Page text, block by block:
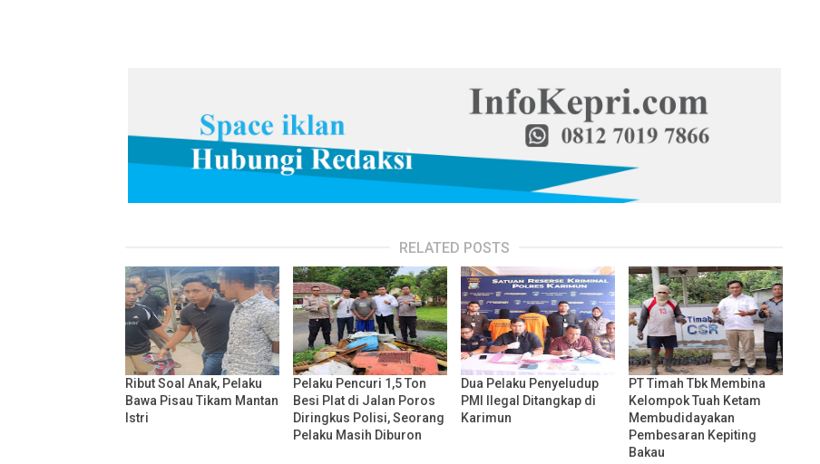
RELATED POSTS
Ribut Soal Anak, Pelaku
Bawa Pisau Tikam Mantan
Istri
Pelaku Pencuri 1,5 Ton
Besi Plat di Jalan Poros
Diringkus Polisi, Seorang
Pelaku Masih Diburon
Dua Pelaku Penyeludup
PMI Ilegal Ditangkap di
Karimun
PT Timah Tbk Membina
Kelompok Tuah Ketam
Membudidayakan
Pembesaran Kepiting
Bakau